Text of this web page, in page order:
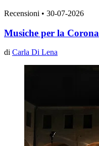
Recensioni • 30-07-2026
Musiche per la Corona
di Carla Di Lena